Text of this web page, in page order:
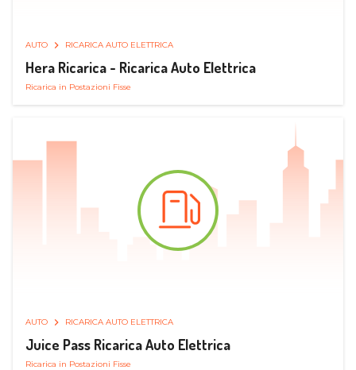
AUTO RICARICA AUTO ELETTRICA
Hera Ricarica - Ricarica Auto Elettrica
Ricarica in Postazioni Fisse
AUTO RICARICA AUTO ELETTRICA
Juice Pass Ricarica Auto Elettrica
Ricarica in Postazioni Fisse